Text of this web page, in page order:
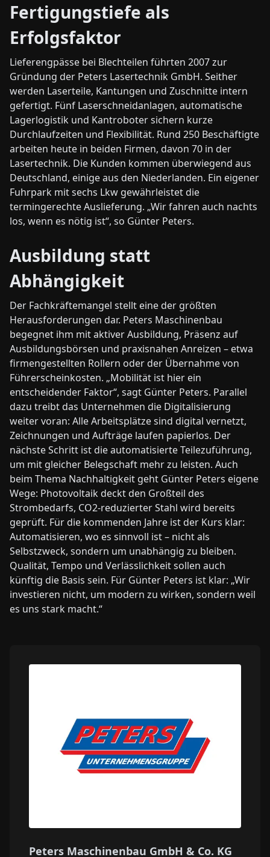
Fertigungstiefe als
Erfolgsfaktor
Lieferengpässe bei Blechteilen führten 2007 zur
Gründung der Peters Lasertechnik GmbH. Seither
werden Laserteile, Kantungen und Zuschnitte intern
gefertigt. Fünf Laserschneidanlagen, automatische
Lagerlogistik und Kantroboter sichern kurze
Durchlaufzeiten und Flexibilität. Rund 250 Beschäftigte
arbeiten heute in beiden Firmen, davon 70 in der
Lasertechnik. Die Kunden kommen überwiegend aus
Deutschland, einige aus den Niederlanden. Ein eigener
Fuhrpark mit sechs Lkw gewährleistet die
termingerechte Auslieferung. „Wir fahren auch nachts
los, wenn es nötig ist“, so Günter Peters.
Ausbildung statt
Abhängigkeit
Der Fachkräftemangel stellt eine der größten
Herausforderungen dar. Peters Maschinenbau
begegnet ihm mit aktiver Ausbildung, Präsenz auf
Ausbildungsbörsen und praxisnahen Anreizen – etwa
firmengestellten Rollern oder der Übernahme von
Führerscheinkosten. „Mobilität ist hier ein
entscheidender Faktor“, sagt Günter Peters. Parallel
dazu treibt das Unternehmen die Digitalisierung
weiter voran: Alle Arbeitsplätze sind digital vernetzt,
Zeichnungen und Aufträge laufen papierlos. Der
nächste Schritt ist die automatisierte Teilezuführung,
um mit gleicher Belegschaft mehr zu leisten. Auch
beim Thema Nachhaltigkeit geht Günter Peters eigene
Wege: Photovoltaik deckt den Großteil des
Strombedarfs, CO2-reduzierter Stahl wird bereits
geprüft. Für die kommenden Jahre ist der Kurs klar:
Automatisieren, wo es sinnvoll ist – nicht als
Selbstzweck, sondern um unabhängig zu bleiben.
Qualität, Tempo und Verlässlichkeit sollen auch
künftig die Basis sein. Für Günter Peters ist klar: „Wir
investieren nicht, um modern zu wirken, sondern weil
es uns stark macht.“
Peters Maschinenbau GmbH & Co. KG